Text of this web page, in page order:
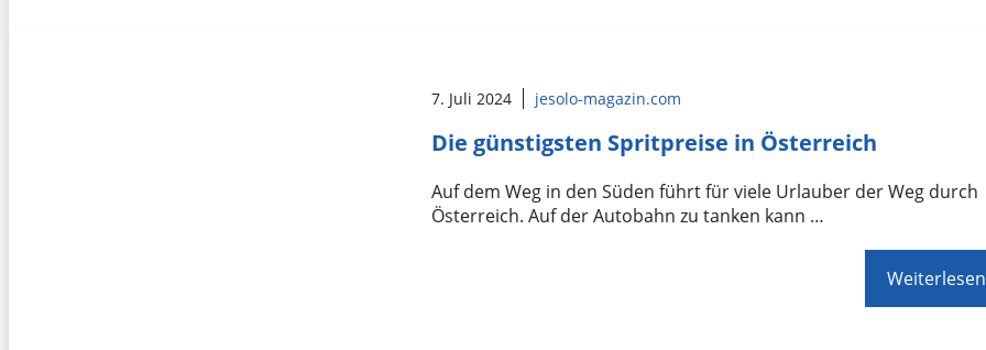
7. Juli 2024 jesolo-magazin.com
Die günstigsten Spritpreise in Österreich
Auf dem Weg in den Süden führt für viele Urlauber der Weg durch
Österreich. Auf der Autobahn zu tanken kann …
Weiterlesen